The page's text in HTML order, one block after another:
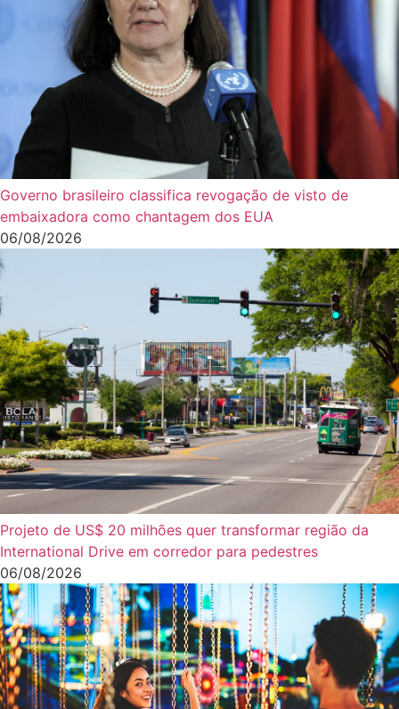
Governo brasileiro classifica revogação de visto de
embaixadora como chantagem dos EUA
06/08/2026
Projeto de US$ 20 milhões quer transformar região da
International Drive em corredor para pedestres
06/08/2026